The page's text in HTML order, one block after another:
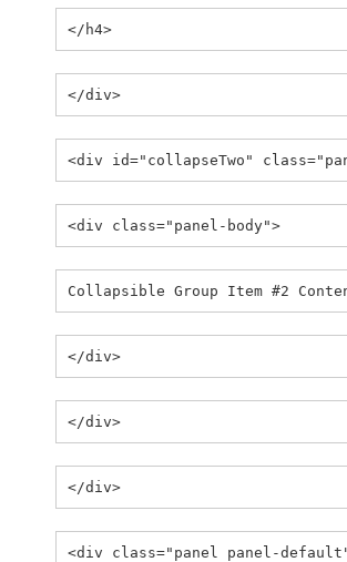
</h4>
</div>
<div id="collapseTwo"
<div class="panel-body">
Collapsible Group Item #2
</div>
</div>
</div>
<div class="panel panel-